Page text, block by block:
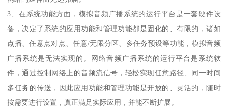
3、在系统功能方面，模拟音频广播系统的运行平台是一套硬件设
备，决定了系统的应用功能和管理功能都是固化的、有限的，诸如
点播、任意点对点、任意/无限分区、多任务预设等功能，模拟音频
广播系统是无法实现的。网络音频广播系统的运行平台是系统软
件，通过控制网络上的音频流信号，轻松实现任意路径、同一时间
多任务的传送，因此应用功能和管理功能是开放的、灵活的，随时
按需要进行设置，真正满足实际应用，并能不断扩展。